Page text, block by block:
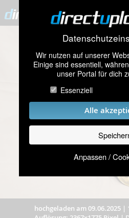
Wir nutzen auf unserer
Einige sind essentiell,
unser Portal für dich
Essenziell
Alle
Anpassen /
hochgeladen am 09.06.2025 |